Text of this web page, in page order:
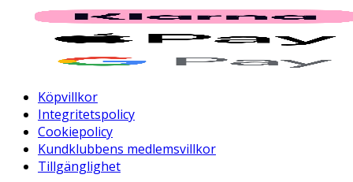
Köpvillkor
Integritetspolicy
Cookiepolicy
Kundklubbens medlemsvillkor
Tillgänglighet